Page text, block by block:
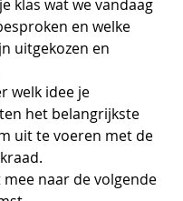
klas wat we vandaag
en welke
uitgekozen en
welk idee je
het belangrijkste
uit te voeren met de
naar de volgende